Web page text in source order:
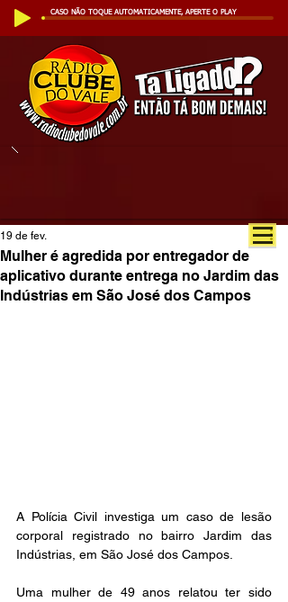
CASO NÃO TOQUE AUTOMATICAMENTE, APERTE O PLAY
Mulher é agredida por entregador de
aplicativo durante entrega no Jardim das
Indústrias em São José dos Campos
19 de fev.
A Polícia Civil investiga um caso de lesão
corporal registrado no bairro Jardim das
Indústrias, em São José dos Campos.
Uma mulher de 49 anos relatou ter sido